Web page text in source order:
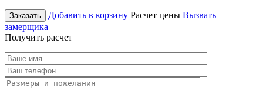
Заказать Добавить в корзину Расчет цены Вызвать
замерщика
Получить расчет